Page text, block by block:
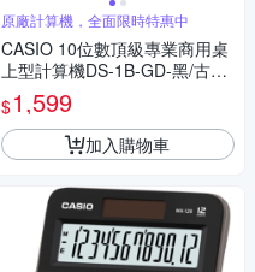
原廠計算機，全面限時特惠中
CASIO 10位數頂級專業商用桌
上型計算機DS-1B-GD-黑/古銅
金色
$1,599
加入購物車